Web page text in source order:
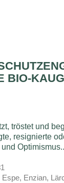
BIO-
tröstet und
resignierte
Enzian,